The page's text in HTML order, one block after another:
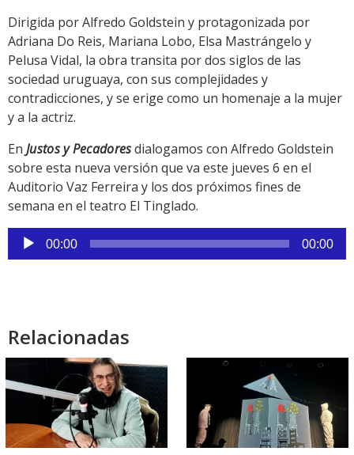
Dirigida por Alfredo Goldstein y protagonizada por
Adriana Do Reis, Mariana Lobo, Elsa Mastrángelo y
Pelusa Vidal, la obra transita por dos siglos de las
sociedad uruguaya, con sus complejidades y
contradicciones, y se erige como un homenaje a la mujer
y a la actriz.
En Justos y Pecadoresdialogamos con Alfredo Goldstein
sobre esta nueva versión que va este jueves 6 en el
Auditorio Vaz Ferreira y los dos próximos fines de
semana en el teatro El Tinglado.
Reproductor
de
00:00 00:00
Relacionadas